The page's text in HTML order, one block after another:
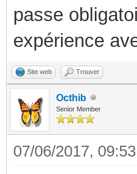
passe
expérience
Site web Trouver
Octhib
Senior Member
07/06/2017,